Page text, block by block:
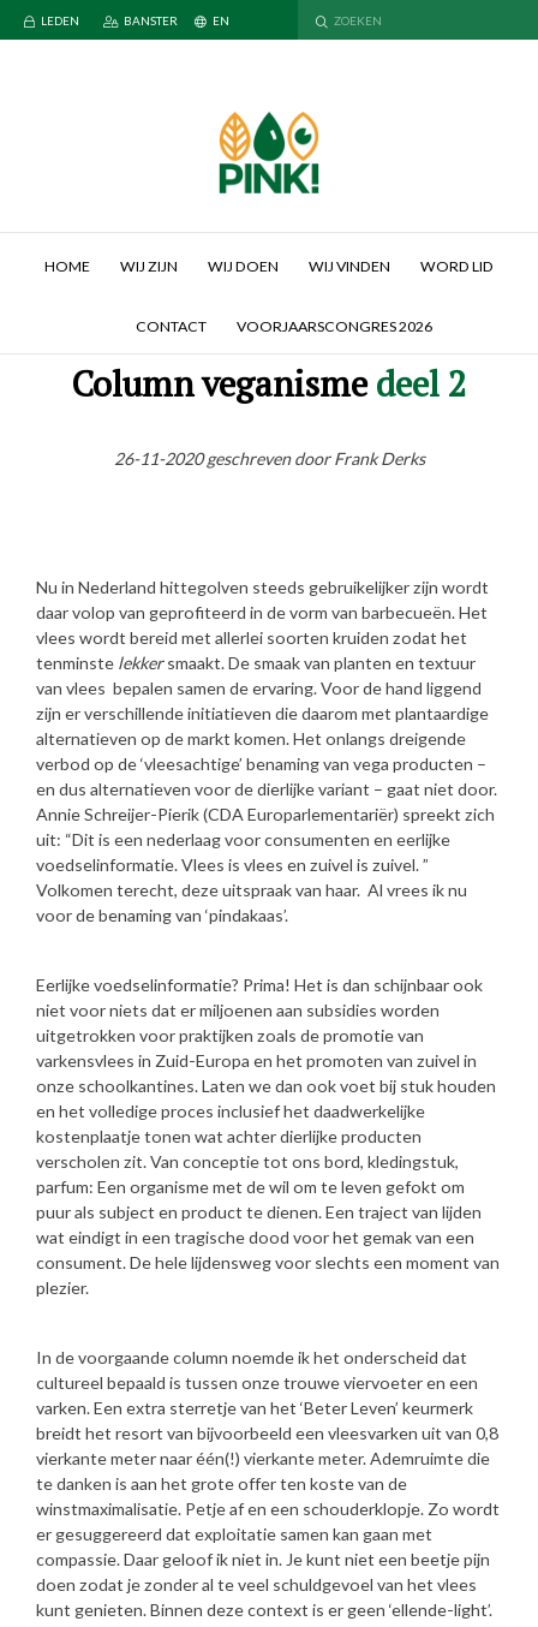
LEDEN BANSTER EN
HOME WIJ ZIJN WIJ DOEN WIJ VINDEN WORD LID
CONTACT VOORJAARSCONGRES 2026
Column veganismedeel 2
26-11-2020 geschreven door Frank Derks
Nu in Nederland hittegolven steeds gebruikelijker zijn wordt
daar volop van geprofiteerd in de vorm van barbecueën. Het
vlees wordt bereid met allerlei soorten kruiden zodat het
tenminste lekkersmaakt. De smaak van planten en textuur
van vlees bepalen samen de ervaring. Voor de hand liggend
zijn er verschillende initiatieven die daarom met plantaardige
alternatieven op de markt komen. Het onlangs dreigende
verbod op de ‘vleesachtige’ benaming van vega producten –
en dus alternatieven voor de dierlijke variant – gaat niet door.
Annie Schreijer-Pierik (CDA Europarlementariër) spreekt zich
uit: “Dit is een nederlaag voor consumenten en eerlijke
voedselinformatie. Vlees is vlees en zuivel is zuivel. ”
Volkomen terecht, deze uitspraak van haar. Al vrees ik nu
voor de benaming van ‘pindakaas’.
Eerlijke voedselinformatie? Prima! Het is dan schijnbaar ook
niet voor niets dat er miljoenen aan subsidies worden
uitgetrokken voor praktijken zoals de promotie van
varkensvlees in Zuid-Europa en het promoten van zuivel in
onze schoolkantines. Laten we dan ook voet bij stuk houden
en het volledige proces inclusief het daadwerkelijke
kostenplaatje tonen wat achter dierlijke producten
verscholen zit. Van conceptie tot ons bord, kledingstuk,
parfum: Een organisme met de wil om te leven gefokt om
puur als subject en product te dienen. Een traject van lijden
wat eindigt in een tragische dood voor het gemak van een
consument. De hele lijdensweg voor slechts een moment van
plezier.
In de voorgaande column noemde ik het onderscheid dat
cultureel bepaald is tussen onze trouwe viervoeter en een
varken. Een extra sterretje van het ‘Beter Leven’ keurmerk
breidt het resort van bijvoorbeeld een vleesvarken uit van 0,8
vierkante meter naar één(!) vierkante meter. Ademruimte die
te danken is aan het grote offer ten koste van de
winstmaximalisatie. Petje af en een schouderklopje. Zo wordt
er gesuggereerd dat exploitatie samen kan gaan met
compassie. Daar geloof ik niet in. Je kunt niet een beetje pijn
doen zodat je zonder al te veel schuldgevoel van het vlees
kunt genieten. Binnen deze context is er geen ‘ellende-light’.